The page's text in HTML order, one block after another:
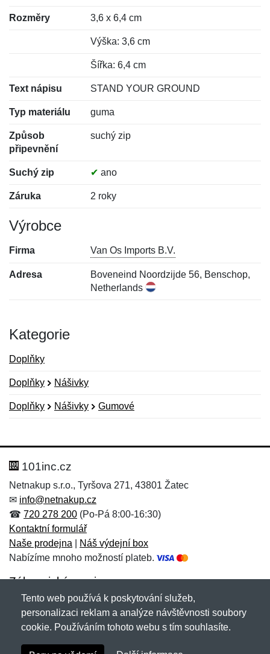
Rozměry 3,6 x 6,4 cm
Výška: 3,6 cm
Šířka: 6,4 cm
Text nápisu STAND YOUR GROUND
Typ materiálu guma
Způsob
připevnění
suchý zip
Suchý zip ✔ ano
Záruka 2 roky
Výrobce
Firma Van Os Imports B.V.
Adresa
Boveneind Noordzijde 56, Benschop,
Netherlands
Kategorie
Doplňky
Doplňky Nášivky
Doplňky Nášivky Gumové
Hodnocení:
Jméno: *
Zpráva*
Jméno:
E-mail:*
101inc.cz
Netnakup s.r.o., Tyršova 271, 43801 Žatec
✉ info@netnakup.cz
☎ 720 278 200 (Po-Pá 8:00-16:30)
Kontaktní formulář
Naše prodejna
Náš výdejní box
Nabízíme mnoho možností plateb.
Zákaznický servis
Novinky emailem
Copyright © 2007-2026 (19 let s vámi)Netnakup.cz
Tento web používá k poskytování služeb,
personalizaci reklam a analýze návštěvnosti soubory
cookie. Používáním tohoto webu s tím souhlasíte.